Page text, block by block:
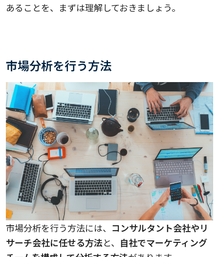
あることを、まずは理解しておきましょう。
市場分析を行う方法
市場分析を行う方法には、 コンサルタント会社やリ
サーチ会社に任せる方法と、 自社でマーケティング